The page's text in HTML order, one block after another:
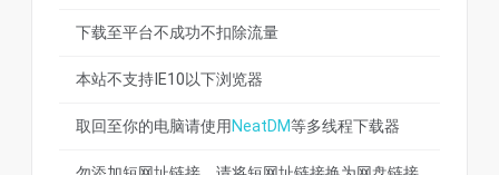
下载至平台不成功不扣除流量
本站不支持IE10以下浏览器
取回至你的电脑请使用 NeatDM等多线程下载器